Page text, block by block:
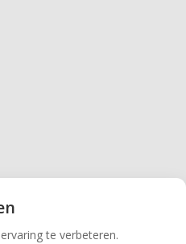
te verbeteren.